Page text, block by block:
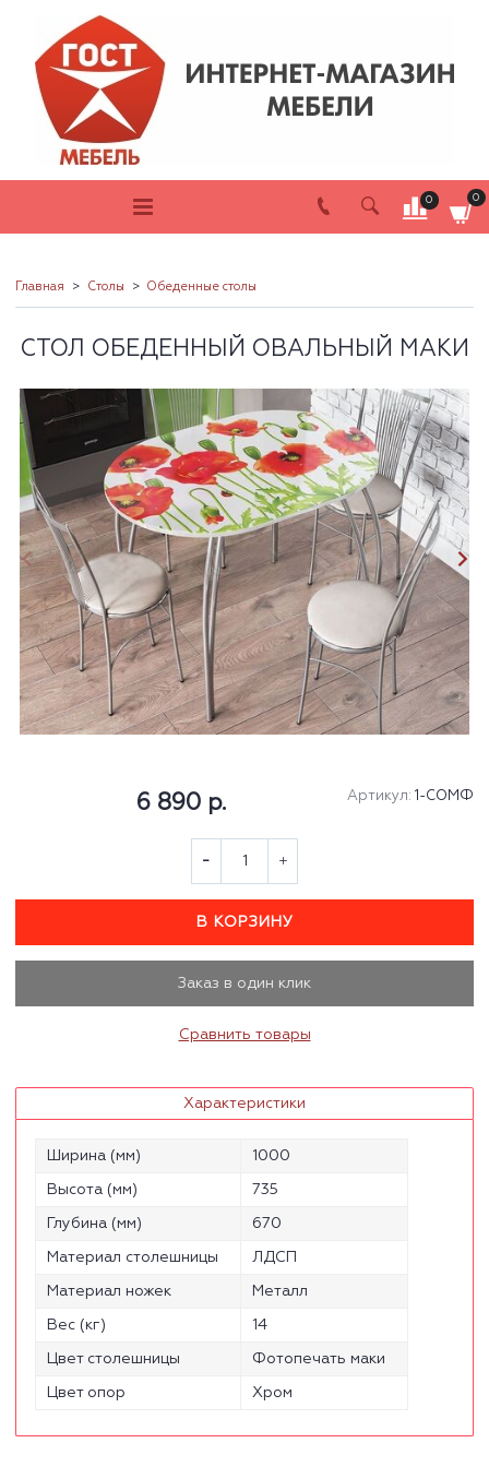
0 0
Главная Столы Обеденные столы
СТОЛ ОБЕДЕННЫЙ ОВАЛЬНЫЙ МАКИ
Артикул: 1-СОМФ
6 890 р.
В КОРЗИНУ
Заказ в один клик
Сравнить товары
Характеристики
Ширина (мм) 1000
Высота (мм) 735
Глубина (мм) 670
Материал столешницы ЛДСП
Материал ножек Металл
Вес (кг) 14
Цвет столешницы Фотопечать маки
Цвет опор Хром